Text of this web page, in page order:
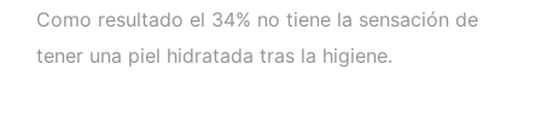
Como resultado el 34% no tiene la sensación de
tener una piel hidratada tras la higiene.